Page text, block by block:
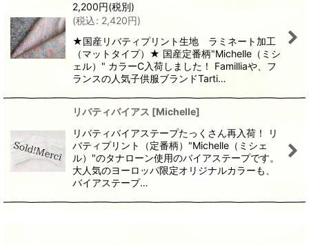
2,200円(税別)
(税込: 2,420円)
★国産リバティプリント生地 ラミネート加工
（マットタイプ）★ 国産定番柄"Michelle（ミシ
ェル）" カラーC入荷しました！ Familliaや、フ
ランスの人気子供服ブランドTarti…
リバティバイアス [Michelle]
リバティバイアステープたっくさん再入荷！ リ
バティプリント（定番柄）"Michelle（ミシェ
ル）"のタナローン使用のバイアステープです。
大人気のヨーロッパ限定オリジナルカラーも、
バイアステープ…